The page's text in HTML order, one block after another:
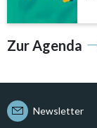
Zur Agenda
Newsletter